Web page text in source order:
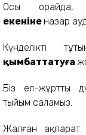
Осы орайда,
екеніне назар
Күнделікті
қымбаттатуға
Біз ел-жұртты
тыйым саламыз.
Жалған ақпарат